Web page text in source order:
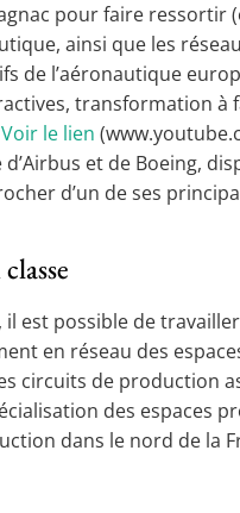
pour faire
ainsi que les
de l’aéronautique
transformation à
Voir le lien
et de Boeing,
d’un de ses
est possible de
en réseau des
circuits de production
des espaces
dans le nord de la